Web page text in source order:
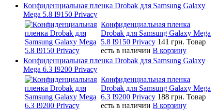
Конфиденциальная пленка Drobak для Samsung Galaxy
Mega 5.8 I9150 Privacy
Конфиденциальная пленка
Drobak для Samsung Galaxy Mega
5.8 I9150 Privacy 141 грн. Товар
есть в наличии В корзину
Конфиденциальная пленка Drobak для Samsung Galaxy
Mega 6.3 I9200 Privacy
Конфиденциальная пленка
Drobak для Samsung Galaxy Mega
6.3 I9200 Privacy 188 грн. Товар
есть в наличии В корзину